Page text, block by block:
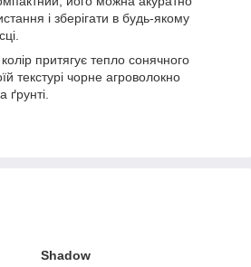
і зберігати в будь-якому
притягує тепло сонячного
текстурі чорне агроволокно
ґрунті.
Shadow